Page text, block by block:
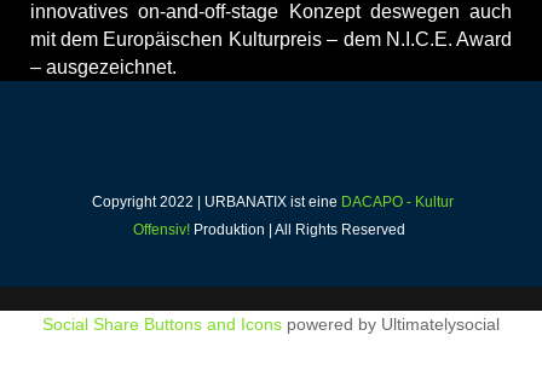
innovatives on-and-off-stage Konzept deswegen auch
mit dem Europäischen Kulturpreis – dem N.I.C.E. Award
– ausgezeichnet.
Copyright 2022 | URBANATIX ist eine DACAPO - Kultur
Offensiv!Produktion | All Rights Reserved
Social Share Buttons and Icons powered by Ultimatelysocial